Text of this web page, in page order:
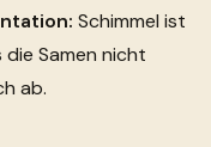
Schimmel ist
Samen nicht
ab.